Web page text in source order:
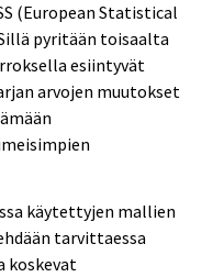
(European Statistical
pyritään toisaalta
esiintyvät
arvojen muutokset
käytettyjen mallien
tarvittaessa
koskevat